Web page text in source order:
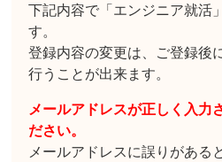
下記内容で「エンジニア就活
す。
登録内容の変更は、ご登録後
行うことが出来ます。
メールアドレスが正しく入力
ださい。
メールアドレスに誤りがある